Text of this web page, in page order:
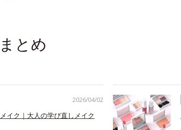
とめ
2026/04/02
イク｜大人の学び直しメイク